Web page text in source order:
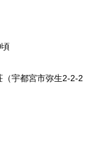
宇都宮市弥生2-2-2